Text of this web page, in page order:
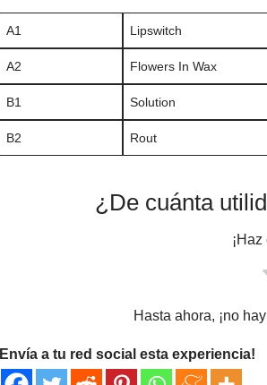
A1 Lipswitch
A2 Flowers In Wax
B1 Solution
B2 Rout
¿De cuánta
Hasta ahora, ¡no
Envía a tu red social esta experiencia!